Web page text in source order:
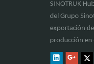
SINOTRUK
del Grupo
exportación
producción en